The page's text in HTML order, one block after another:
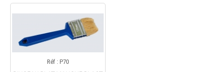
Réf : P70